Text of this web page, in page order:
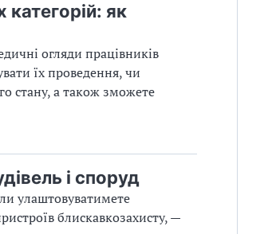
категорій: як
огляди працівників
їх проведення, чи
стану, а також зможете
і споруд
улаштовуватимете
блискавкозахисту, —